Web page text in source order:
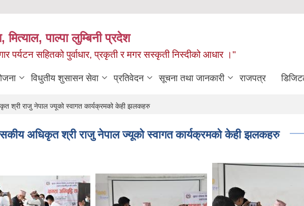
मित्याल, पाल्पा लुम्बिनी प्रदेश
पर्यटन सहितको पुर्वाधार, प्रकृती र मगर सस्कृती निस्दीको आधार ।"
विधुतीय शुसासन सेवा प्रतिवेदन सूचना तथा जानकारी राजपत्र
श्री राजु नेपाल ज्यूको स्वागत कार्यक्रमको केही झलकहरु
अधिकृत श्री राजु नेपाल ज्यूको स्वागत कार्यक्रमको केही झलकहरु